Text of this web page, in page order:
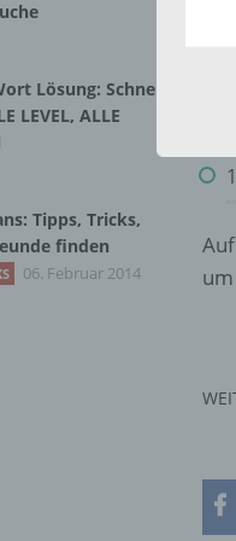
Lösung: Schnelle
LEVEL, ALLE
Tipps, Tricks,
finden
06. Februar 2014